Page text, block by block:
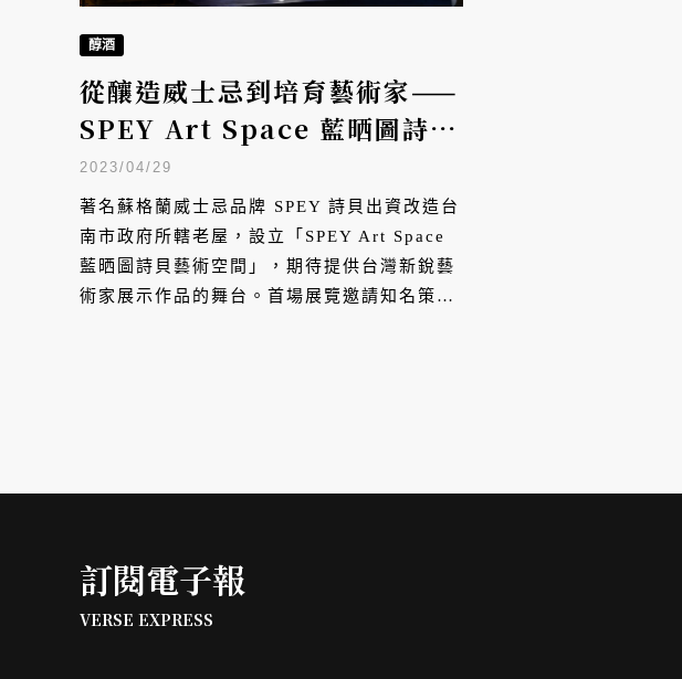
醇酒
從釀造威士忌到培育藝術家——
SPEY Art Space 藍晒圖詩貝
藝術空間揭幕
2023/04/29
著名蘇格蘭威士忌品牌 SPEY 詩貝出資改造台
南市政府所轄老屋，設立「SPEY Art Space
藍晒圖詩貝藝術空間」，期待提供台灣新銳藝
術家展示作品的舞台。首場展覽邀請知名策展
訂閱電子報
VERSE EXPRESS